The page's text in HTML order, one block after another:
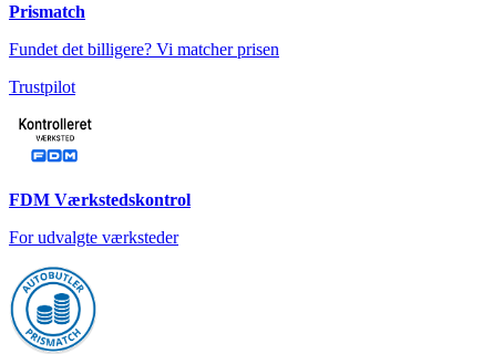
Prismatch
Fundet det billigere? Vi matcher prisen
Trustpilot
FDM Værkstedskontrol
For udvalgte værksteder